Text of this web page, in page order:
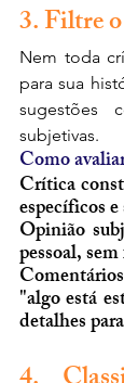
3. Filtre
Nem toda
para sua
sugestões
subjetivas.
Como
Crítica
específicos
Opinião
pessoal,
"algo está
detalhes